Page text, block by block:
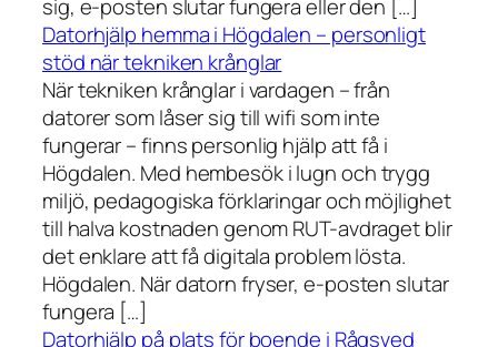
sig, e-posten slutar fungera eller den […]
Datorhjälp hemma i Högdalen – personligt
stöd när tekniken krånglar
När tekniken krånglar i vardagen – från
datorer som låser sig till wifi som inte
fungerar – finns personlig hjälp att få i
Högdalen. Med hembesök i lugn och trygg
miljö, pedagogiska förklaringar och möjlighet
till halva kostnaden genom RUT-avdraget blir
det enklare att få digitala problem lösta.
Högdalen. När datorn fryser, e-posten slutar
fungera […]
Datorhjälp på plats för boende i Rågsved